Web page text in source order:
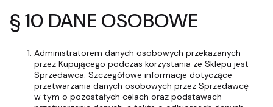
§ 10 DANE OSOBOWE
Administratorem danych osobowych przekazanych
przez Kupującego podczas korzystania ze Sklepu jest
Sprzedawca. Szczegółowe informacje dotyczące
przetwarzania danych osobowych przez Sprzedawcę –
w tym o pozostałych celach oraz podstawach